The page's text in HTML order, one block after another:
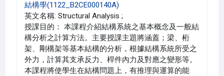
結構學(1122_B2CE000140A)
英文名稱: Structural Analysis ;
授課目的： 本課程介紹結構系統之基本概念及一般結
構分析之計算方法。主要授課主題將涵蓋；梁、桁
架、剛構架等基本結構的分析，根據結構系統所受之
外力，計算其支承反力、桿件內力及對應之變形等。
本課程將使學生在結構問題上，有推理與運算的能